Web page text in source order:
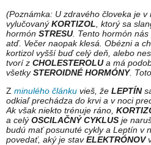
(Poznámka: U zdravého človeka je
vylučovanýKORTIZOL , ktorý sa
hormón STRESU. Tento hormón nás
atď. Večer naopak klesá. Obézni a
kortizol vyšší buď celý deň, alebo
tvorí z CHOLESTEROLUa má
všetkySTEROIDNÉ HORMÓNY.
Z minulého článku vieš, že LEPTÍN
odkiaľ prechádza do krvi a v noci
Ak však niekto trénuje ráno,
a celýOSCILAČNÝ CYKLUS je
budú mať posunuté cykly a Leptín v
povedať, aký je stavELEKTRÓNOV